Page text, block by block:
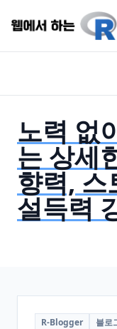
노력 없
는 상세
향력, 스
설득력
R-Blogger 블로